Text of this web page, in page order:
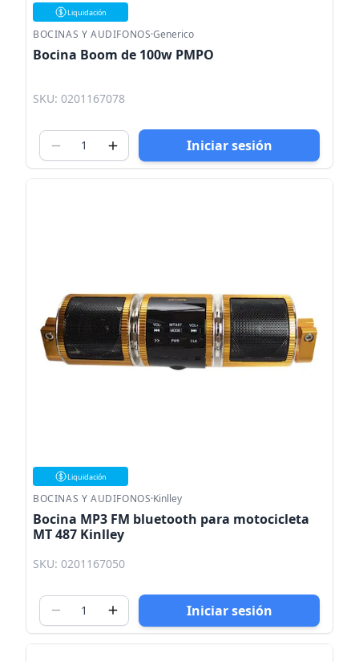
Liquidación
BOCINAS Y AUDIFONOS·Generico
Bocina Boom de 100w PMPO
SKU: 0201167078
Iniciar sesión
Liquidación
BOCINAS Y AUDIFONOS·Kinlley
Bocina MP3 FM bluetooth para motocicleta
MT 487 Kinlley
SKU: 0201167050
Iniciar sesión